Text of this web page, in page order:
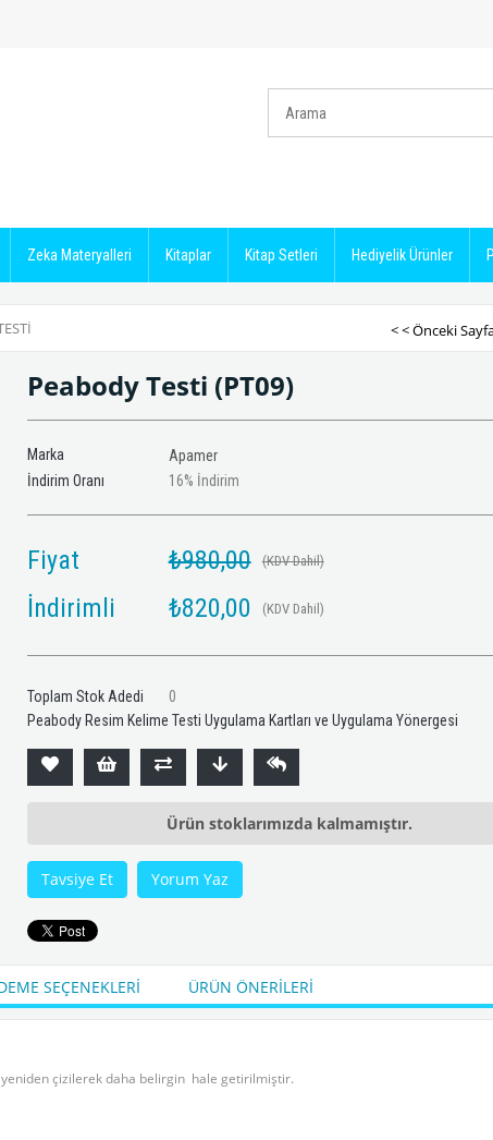
Zeka Materyalleri Kitaplar Kitap Setleri Hediyelik Ürünler
< < Önceki
Peabody Testi (PT09)
Marka
Apamer
İndirim Oranı
%
16 İndirim
Fiyat ₺980,00 (KDV Dahil)
İndirimli ₺820,00 (KDV Dahil)
Toplam Stok Adedi
0
Peabody Resim Kelime Testi Uygulama Kartları ve Uygulama Yönergesi
Ürün stoklarımızda kalmamıştır.
Tavsiye Et Yorum Yaz
SEÇENEKLERI ÜRÜN ÖNERILERI
yeniden çizilerek daha belirgin hale getirilmiştir.
todi COGNİT Disleksi Eğitimi
₺24.900,00
₺28.884,00KDV Dahil
Sepete Ekle
%14